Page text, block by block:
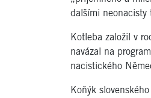
dalšími neonacisty
Kotleba založil v
navázal na
nacistického
Koňýk